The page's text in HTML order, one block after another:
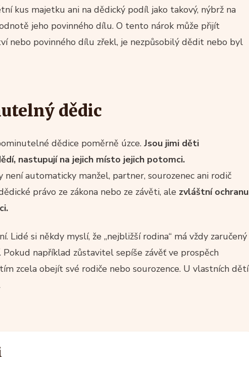
kus majetku ani na dědický podíl jako takový, nýbrž na
jeho povinného dílu. O tento nárok může přijít
nebo povinného dílu zřekl, je nezpůsobilý dědit nebo byl
dědic
dědice poměrně úzce. Jsou jimi děti
nastupují na jejich místo jejich potomci.
automaticky manžel, partner, sourozenec ani rodič
právo ze zákona nebo ze závěti, ale zvláštní ochranu
Lidé si někdy myslí, že „nejbližší rodina“ má vždy zaručený
například zůstavitel sepíše závěť ve prospěch
zcela obejít své rodiče nebo sourozence. U vlastních dětí